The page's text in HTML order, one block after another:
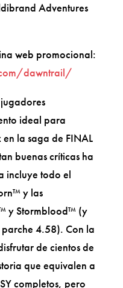
Adventures
web promocional:
dawntrail/
ideal para
la saga de FINAL
buenas críticas ha
incluye todo el
y las
y Stormblood™ (y
4.58). Con la
de cientos de
que equivalen a
completos, pero